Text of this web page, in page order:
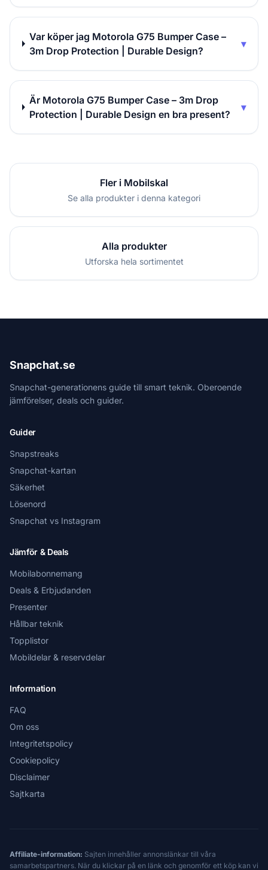
Var köper jag Motorola G75 Bumper Case –
3m Drop Protection | Durable Design?
▾
Är Motorola G75 Bumper Case – 3m Drop
Protection | Durable Design en bra present?
▾
Fler i Mobilskal
Se alla produkter i denna kategori
Alla produkter
Utforska hela sortimentet
Snapchat.se
Snapchat-generationens guide till smart teknik. Oberoende
jämförelser, deals och guider.
Guider
Snapstreaks
Snapchat-kartan
Säkerhet
Lösenord
Snapchat vs Instagram
Jämför & Deals
Mobilabonnemang
Deals & Erbjudanden
Presenter
Hållbar teknik
Topplistor
Mobildelar & reservdelar
Information
FAQ
Om oss
Integritetspolicy
Cookiepolicy
Disclaimer
Sajtkarta
Affiliate-information: Sajten innehåller annonslänkar till våra
samarbetspartners. När du klickar på en länk och genomför ett köp kan vi